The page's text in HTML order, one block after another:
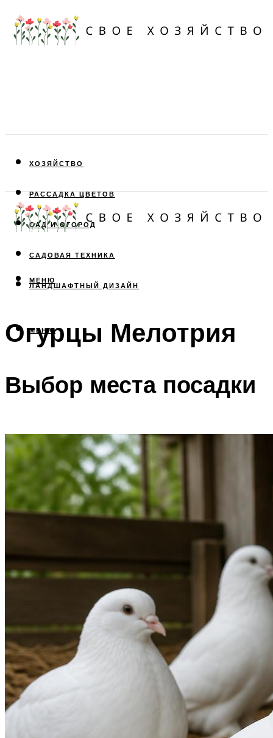
ХОЗЯЙСТВО
РАССАДКА ЦВЕТОВ
САД И ОГОРОД
САДОВАЯ ТЕХНИКА
ЛАНДШАФТНЫЙ ДИЗАЙН
МЕНЮ
МЕНЮ
Огурцы Мелотрия
Выбор места посадки